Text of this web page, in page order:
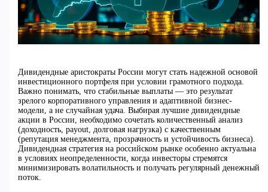
Дивидендные аристократы России могут стать надежной основой
инвестиционного портфеля при условии грамотного подхода.
Важно понимать, что стабильные выплаты — это результат
зрелого корпоративного управления и адаптивной бизнес-
модели, а не случайная удача. Выбирая лучшие дивидендные
акции в России, необходимо сочетать количественный анализ
(доходность, payout, долговая нагрузка) с качественным
(репутация менеджмента, прозрачность и устойчивость бизнеса).
Дивидендная стратегия на российском рынке особенно актуальна
в условиях неопределенности, когда инвесторы стремятся
минимизировать волатильность и получать регулярный денежный
поток.